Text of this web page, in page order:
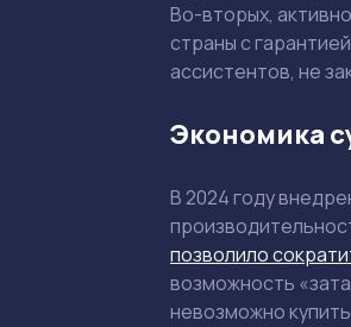
Во-вторых,
страны с
ассистентов, не
Экономика
В 2024 году
позволило
возможность
невозможно